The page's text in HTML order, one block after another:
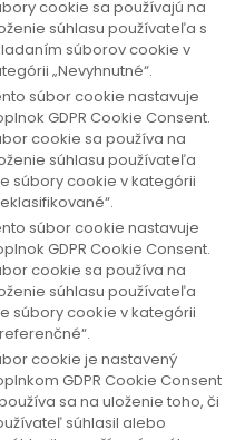
cookie sa používajú na
súhlasu používateľa s
súborov cookie v
„Nevyhnutné“.
súbor cookie nastavuje
GDPR Cookie Consent.
cookie sa používa na
súhlasu používateľa
súbory cookie v kategórii
súbor cookie nastavuje
GDPR Cookie Consent.
cookie sa používa na
súhlasu používateľa
súbory cookie v kategórii
cookie je nastavený
GDPR Cookie Consent
sa na uloženie toho, či
súhlasil alebo